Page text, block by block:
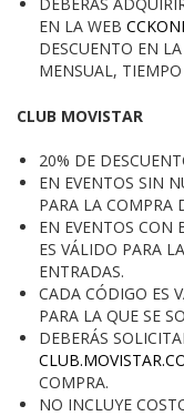
EN LA WEB
DESCUENTO EN
MENSUAL,
CLUB MOVISTAR
20% DE
EN EVENTOS SIN
PARA LA COMPRA
EN EVENTOS CON
ES VÁLIDO PARA
ENTRADAS.
CADA CÓDIGO ES
PARA LA QUE SE
DEBERÁS
COMPRA.
NO INCLUYE